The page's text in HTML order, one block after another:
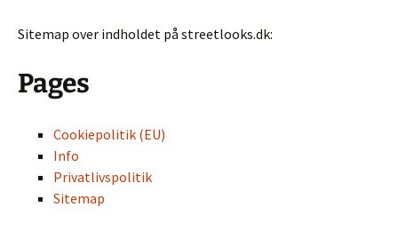
Sitemap over indholdet på streetlooks.dk:
Pages
Cookiepolitik (EU)
Info
Privatlivspolitik
Sitemap